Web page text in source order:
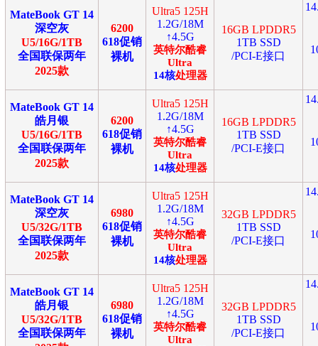
MateBook GT 14
深空灰
U5/16G/1TB
全国联保两年
2025款
6200
618促销
裸机
Ultra5 125H
1.2G/18M
↑4.5G
英特尔酷睿
Ultra
14核处理器
16GB LPDDR5
1TB SSD
/PCI-E接口
MateBook GT 14
皓月银
U5/16G/1TB
全国联保两年
2025款
6200
618促销
裸机
Ultra5 125H
1.2G/18M
↑4.5G
英特尔酷睿
Ultra
14核处理器
16GB LPDDR5
1TB SSD
/PCI-E接口
MateBook GT 14
深空灰
U5/32G/1TB
全国联保两年
2025款
6980
618促销
裸机
Ultra5 125H
1.2G/18M
↑4.5G
英特尔酷睿
Ultra
14核处理器
32GB LPDDR5
1TB SSD
/PCI-E接口
MateBook GT 14
皓月银
U5/32G/1TB
全国联保两年
6980
618促销
裸机
Ultra5 125H
1.2G/18M
↑4.5G
英特尔酷睿
Ultra
32GB LPDDR5
1TB SSD
/PCI-E接口